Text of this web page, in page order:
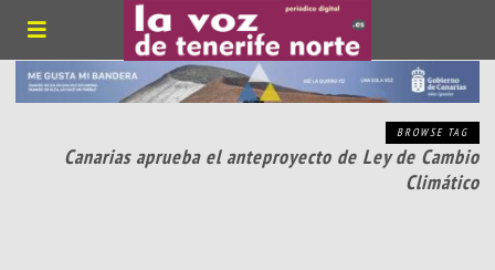
BROWSE TAG
Canarias aprueba el anteproyecto de Ley de Cambio
Climático